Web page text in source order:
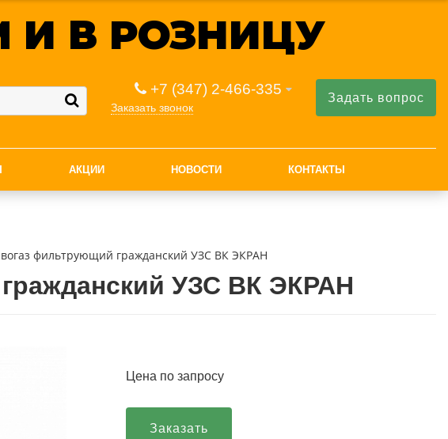
В РОЗНИЦУ
+7 (347) 2-466-335
Заказать звонок
Задать вопрос
АКЦИИ НОВОСТИ КОНТАКТЫ
фильтрующий гражданский УЗС ВК ЭКРАН
УЗС ВК ЭКРАН
Цена по запросу
Заказать